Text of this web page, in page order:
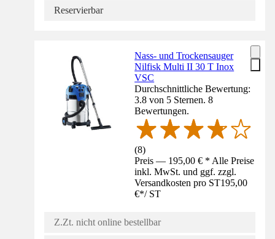
Reservierbar
Nass- und Trockensauger
Nilfisk Multi II 30 T Inox
VSC
Durchschnittliche Bewertung:
3.8 von 5 Sternen. 8
Bewertungen.
(8)
Preis — 195,00 € * Alle Preise
inkl. MwSt. und ggf. zzgl.
Versandkosten pro ST195,00
€*/ ST
Z.Zt. nicht online bestellbar